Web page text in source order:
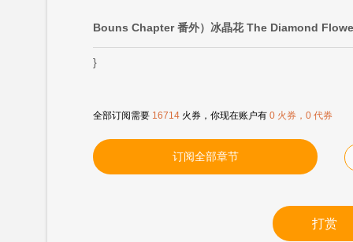
Bouns Chapter 番外）冰晶花 The Diamond
}
全部订阅需要 16714 火券，你现在账户有 0 火券，0 代券
订阅全部章节
打赏